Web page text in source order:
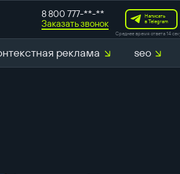
8 800 777-**-**
Заказать звонок
Написать
в Telegram
Среднее время ответа 14
реклама seo